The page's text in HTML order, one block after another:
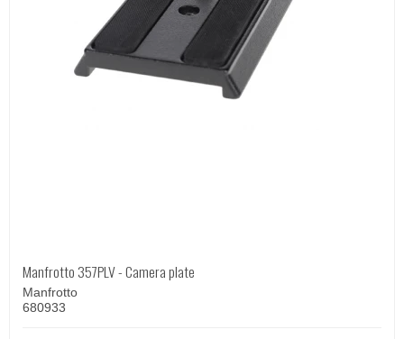
Manfrotto 357PLV - Camera plate
Manfrotto
680933